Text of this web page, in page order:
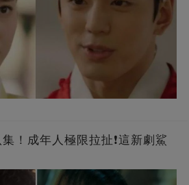
集！成年人極限拉扯❗這新劇鯊